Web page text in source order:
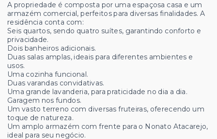
A propriedade é composta por uma espaçosa casa e um
armazém comercial, perfeitos para diversas finalidades. A
residência conta com:
Seis quartos, sendo quatro suítes, garantindo conforto e
privacidade.
Dois banheiros adicionais.
Duas salas amplas, ideais para diferentes ambientes e
usos.
Uma cozinha funcional.
Duas varandas convidativas.
Uma grande lavanderia, para praticidade no dia a dia.
Garagem nos fundos.
Um vasto terreno com diversas fruteiras, oferecendo um
toque de natureza.
Um amplo armazém com frente para o Nonato Atacarejo,
ideal para seu negócio.